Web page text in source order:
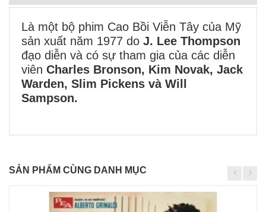
Là một bộ phim Cao Bồi Viễn Tây của Mỹ
sản xuất năm 1977 do J. Lee Thompson
đạo diễn và có sự tham gia của các diễn
viên Charles Bronson, Kim Novak, Jack
Warden, Slim Pickens và Will
Sampson.
SẢN PHẨM CÙNG DANH MỤC